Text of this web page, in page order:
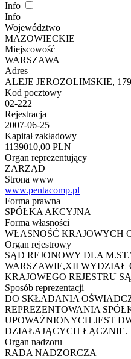
Info
Info
Województwo
MAZOWIECKIE
Miejscowość
WARSZAWA
Adres
ALEJE JEROZOLIMSKIE, 179
Kod pocztowy
02-222
Rejestracja
2007-06-25
Kapitał zakładowy
1139010,00 PLN
Organ reprezentujący
ZARZĄD
Strona www
www.pentacomp.pl
Forma prawna
SPÓŁKA AKCYJNA
Forma własności
WŁASNOŚĆ KRAJOWYCH
Organ rejestrowy
SĄD REJONOWY DLA
WARSZAWIE,XII WYDZIAŁ
KRAJOWEGO REJESTRU
Sposób reprezentacji
DO SKŁADANIA
REPREZENTOWANIA
UPOWAŻNIONYCH JEST
DZIAŁAJĄCYCH ŁĄCZNIE.
Organ nadzoru
RADA NADZORCZA